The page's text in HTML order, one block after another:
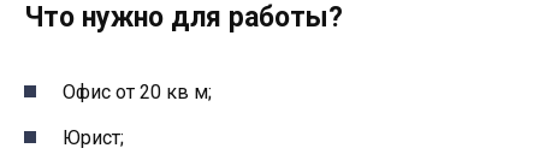
Что нужно для работы?
Офис от 20 кв м;
Юрист;